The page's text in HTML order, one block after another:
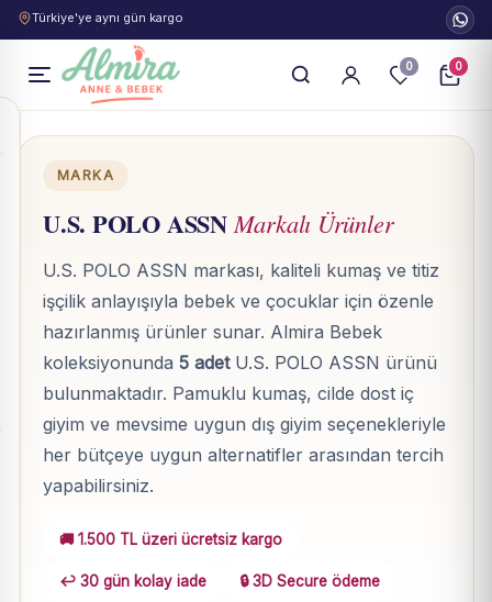
Türkiye'ye aynı gün kargo
0 0
MARKA
U.S. POLO ASSNMarkalı Ürünler
U.S. POLO ASSN markası, kaliteli kumaş ve titiz
işçilik anlayışıyla bebek ve çocuklar için özenle
hazırlanmış ürünler sunar. Almira Bebek
koleksiyonunda 5 adetU.S. POLO ASSN ürünü
bulunmaktadır. Pamuklu kumaş, cilde dost iç
giyim ve mevsime uygun dış giyim seçenekleriyle
her bütçeye uygun alternatifler arasından tercih
yapabilirsiniz.
🚚 1.500 TL üzeri ücretsiz kargo
↩️ 30 gün kolay iade 🔒 3D Secure ödeme